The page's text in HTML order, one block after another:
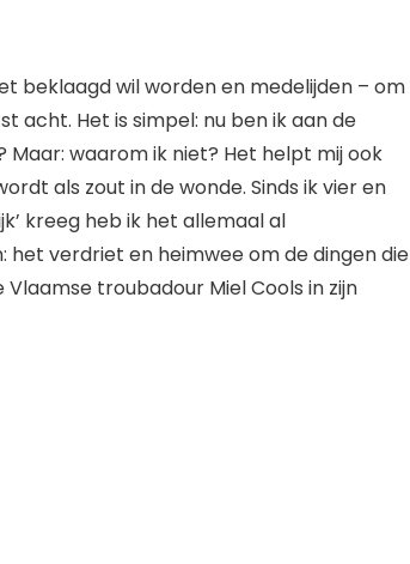
beklaagd wil worden en medelijden – om
acht. Het is simpel: nu ben ik aan de
waarom ik niet? Het helpt mij ook
als zout in de wonde. Sinds ik vier en
kreeg heb ik het allemaal al
verdriet en heimwee om de dingen die
troubadour Miel Cools in zijn